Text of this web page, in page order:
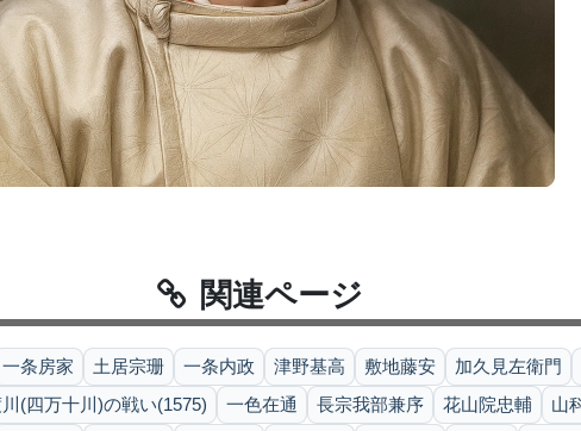
関連ページ
一条房家 土居宗珊 一条内政 津野基高 敷地藤安
加久見左衛門
(四万十川)の戦い(1575) 一色在通 長宗我部兼序 花山院忠輔
山